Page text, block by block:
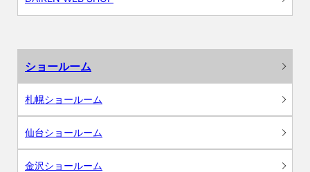
ショールーム
札幌ショールーム
仙台ショールーム
金沢ショールーム